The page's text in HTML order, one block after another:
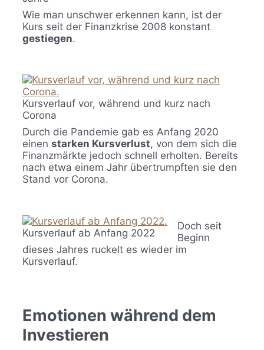
Wie man unschwer erkennen kann, ist der
Kurs seit der Finanzkrise 2008 konstant
gestiegen.
Kursverlauf vor, während und kurz nach
Corona
Durch die Pandemie gab es Anfang 2020
einen starken Kursverlust, von dem sich die
Finanzmärkte jedoch schnell erholten. Bereits
nach etwa einem Jahr übertrumpften sie den
Stand vor Corona.
Kursverlauf ab Anfang 2022
Doch seit
Beginn
dieses Jahres ruckelt es wieder im
Kursverlauf.
Emotionen während dem
Investieren